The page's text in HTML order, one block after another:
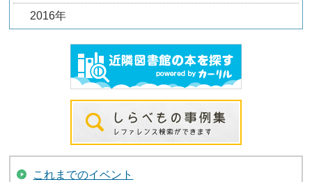
2016年
これまでのイベント